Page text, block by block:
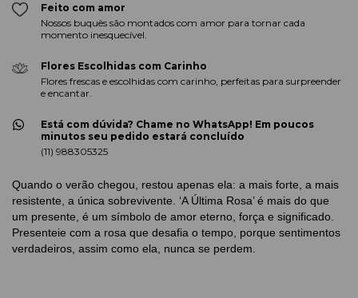
Feito com amor
Nossos buquês são montados com amor para tornar cada
momento inesquecível.
Flores Escolhidas com Carinho
Flores frescas e escolhidas com carinho, perfeitas para surpreender
e encantar.
Está com dúvida? Chame no WhatsApp! Em poucos
minutos seu pedido estará concluído
(11) 988305325
Quando o verão chegou, restou apenas ela: a mais forte, a mais
resistente, a única sobrevivente. ‘A Última Rosa’ é mais do que
um presente, é um símbolo de amor eterno, força e significado.
Presenteie com a rosa que desafia o tempo, porque sentimentos
verdadeiros, assim como ela, nunca se perdem.